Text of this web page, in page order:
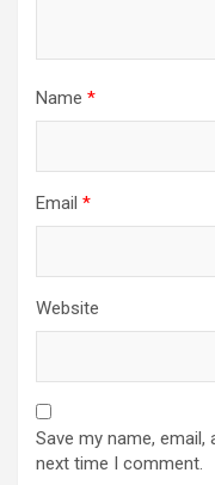
Name *
Email *
Website
Save my name,
next time I comment.